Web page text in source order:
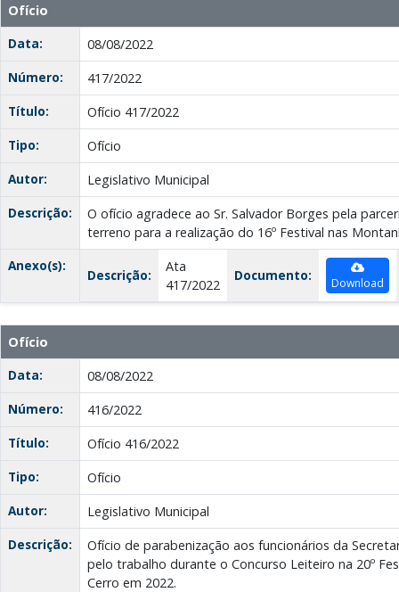
Ofício
Data:
08/08/2022
Número:
417/2022
Título:
Ofício 417/2022
Tipo:
Ofício
Autor:
Legislativo Municipal
Descrição:
O ofício agradece ao Sr. Salvador Borges pela
terreno para a realização do 16º Festival nas
Anexo(s):
Descrição:
Ata
417/2022
Documento: Download
Ofício
Data:
08/08/2022
Número:
416/2022
Título:
Ofício 416/2022
Tipo:
Ofício
Autor:
Legislativo Municipal
Descrição:
Ofício de parabenização aos funcionários da
pelo trabalho durante o Concurso Leiteiro na 20º
Cerro em 2022.